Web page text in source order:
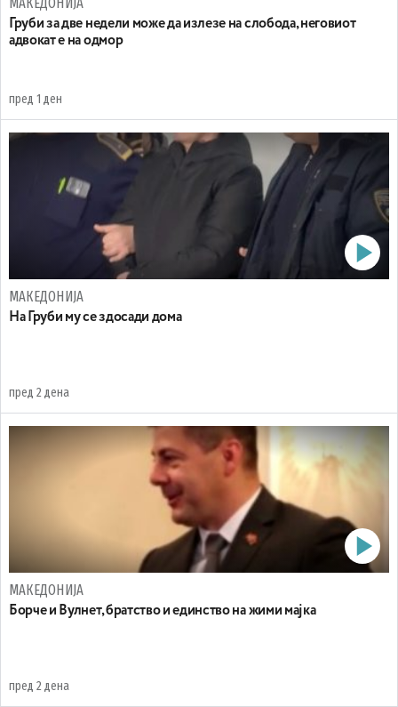
Груби за две недели може да излезе на слобода, неговиот
адвокат е на одмор
пред 1 ден
МАКЕДОНИЈА
На Груби му се здосади дома
пред 2 дена
МАКЕДОНИЈА
Борче и Вулнет, братство и единство на жими мајка
пред 2 дена